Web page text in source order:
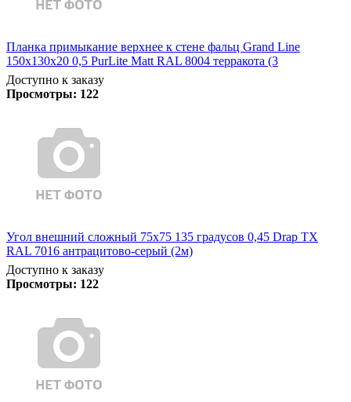
Планка примыкание верхнее к стене фальц Grand Line
150х130х20 0,5 PurLite Matt RAL 8004 терракота (3
Доступно к заказу
Просмотры: 122
Угол внешний сложный 75х75 135 градусов 0,45 Drap TX
RAL 7016 антрацитово-серый (2м)
Доступно к заказу
Просмотры: 122